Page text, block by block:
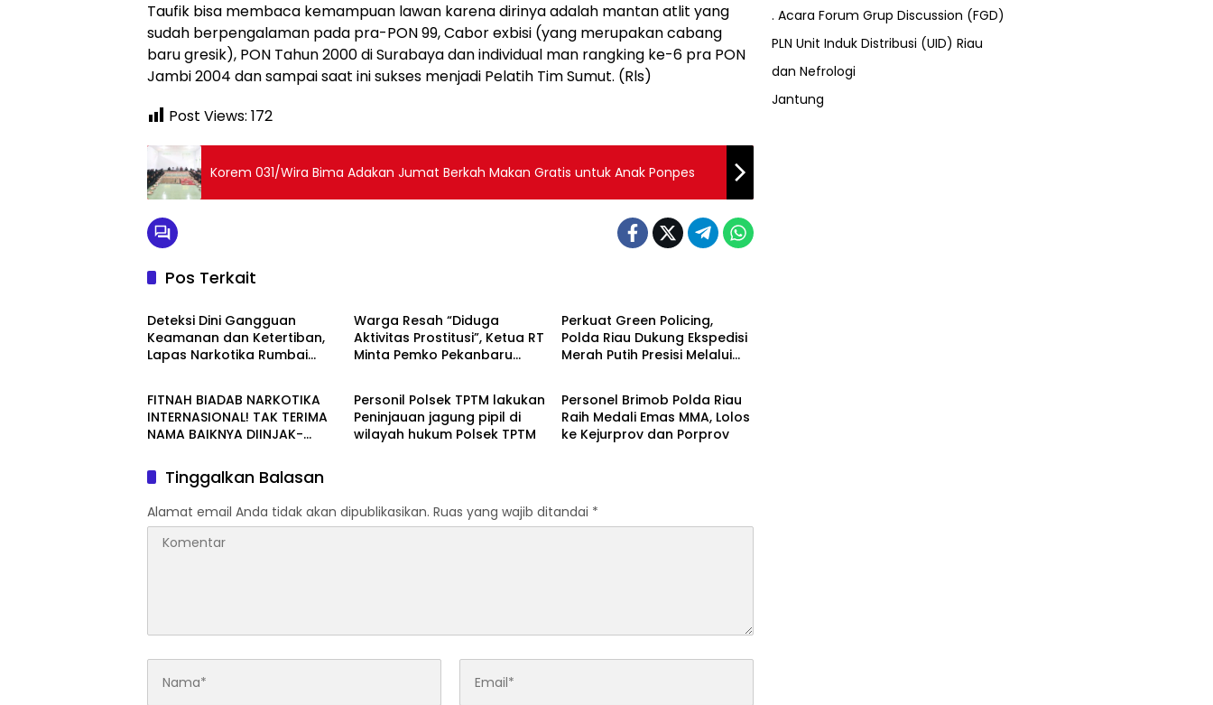
Taufik bisa membaca kemampuan lawan karena dirinya adalah mantan atlit yang
sudah berpengalaman pada pra-PON 99, Cabor exbisi (yang merupakan cabang
baru gresik), PON Tahun 2000 di Surabaya dan individual man rangking ke-6 pra PON
Jambi 2004 dan sampai saat ini sukses menjadi Pelatih Tim Sumut. (Rls)
Post Views: 172
Korem 031/Wira Bima Adakan Jumat Berkah Makan Gratis untuk Anak Ponpes
Pos Terkait
Berita
Deteksi Dini Gangguan
Keamanan dan Ketertiban,
Lapas Narkotika Rumbai
Warga Resah “Diduga
Aktivitas Prostitusi”, Ketua RT
Minta Pemko Pekanbaru
Jalan Tanjung Datuk
Perkuat Green Policing,
Polda Riau Dukung Ekspedisi
Merah Putih Presisi Melalui
Berita
FITNAH BIADAB NARKOTIKA
INTERNASIONAL! TAK TERIMA
NAMA BAIKNYA DIINJAK-
WAR: SIAP Bantai DAN SERET
AKUN PEMBUNUH KARAKTER
KE PENJARA POLDA KEPRI!
Berita
Personil Polsek TPTM lakukan
Peninjauan jagung pipil di
wilayah hukum Polsek TPTM
Berita
Personel Brimob Polda Riau
Raih Medali Emas MMA, Lolos
ke Kejurprov dan Porprov
Tinggalkan Balasan
Alamat email Anda tidak akan dipublikasikan. Ruas yang wajib ditandai *
. Acara Forum Grup Discussion (FGD)
PLN Unit Induk Distribusi (UID) Riau
dan Nefrologi
Jantung